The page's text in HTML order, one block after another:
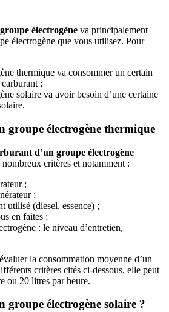
électrogène va principalement
électrogène que vous utilisez. Pour
thermique va consommer un certain
;
solaire va avoir besoin d’une certaine
groupe électrogène thermique
d’un groupe électrogène
critères et notamment :
;
;
utilisé (diesel, essence) ;
en faites ;
: le niveau d’entretien,
la consommation moyenne d’un
critères cités ci-dessous, elle peut
ou 20 litres par heure.
groupe électrogène solaire ?